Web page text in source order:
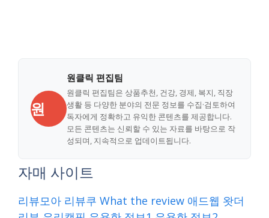
원
원클릭 편집팀
원클릭 편집팀은 상품추천, 건강, 경제, 복지, 직장
생활 등 다양한 분야의 전문 정보를 수집·검토하여
독자에게 정확하고 유익한 콘텐츠를 제공합니다.
모든 콘텐츠는 신뢰할 수 있는 자료를 바탕으로 작
성되며, 지속적으로 업데이트됩니다.
자매 사이트
리뷰모아 리뷰쿠 What the review 애드웹 왓더